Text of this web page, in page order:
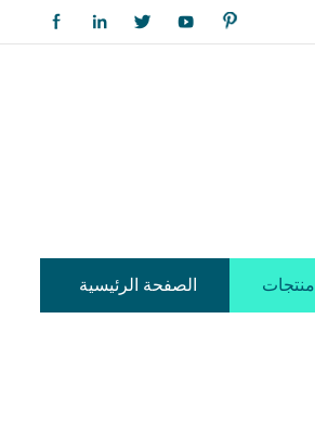
الصفحة الرئيسية منتجات